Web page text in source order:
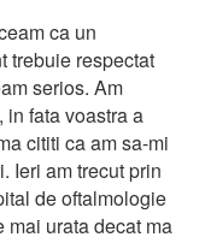
ca un
trebuie respectat
serios. Am
in fata voastra a
cititi ca am sa-mi
Ieri am trecut prin
de oftalmologie
mai urata decat ma